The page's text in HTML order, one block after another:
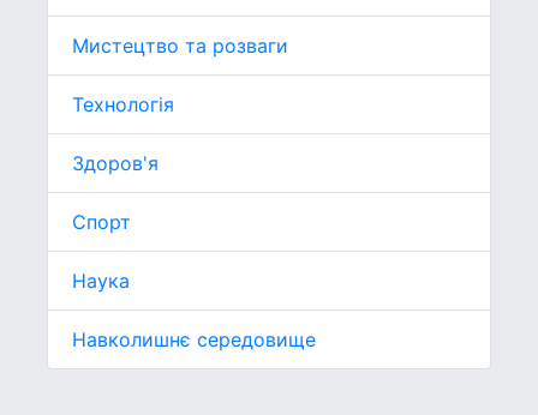
Мистецтво та розваги
Технологія
Здоров'я
Спорт
Наука
Навколишнє середовище